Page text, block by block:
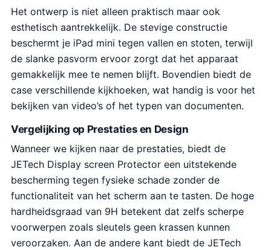
r
o
n
k
e
l
i
j
e
p
r
i
j
s
w
a
s
g
e
p
r
i
j
s
i
:
€
8
4
9
.
Het ontwerp is niet alleen praktisch maar ook
esthetisch aantrekkelijk. De stevige constructie
beschermt je iPad mini tegen vallen en stoten, terwijl
de slanke pasvorm ervoor zorgt dat het apparaat
gemakkelijk mee te nemen blijft. Bovendien biedt de
case verschillende kijkhoeken, wat handig is voor het
bekijken van video’s of het typen van documenten.
Vergelijking op Prestaties en Design
Wanneer we kijken naar de prestaties, biedt de
JETech Display screen Protector een uitstekende
bescherming tegen fysieke schade zonder de
functionaliteit van het scherm aan te tasten. De hoge
hardheidsgraad van 9H betekent dat zelfs scherpe
voorwerpen zoals sleutels geen krassen kunnen
veroorzaken. Aan de andere kant biedt de JETech